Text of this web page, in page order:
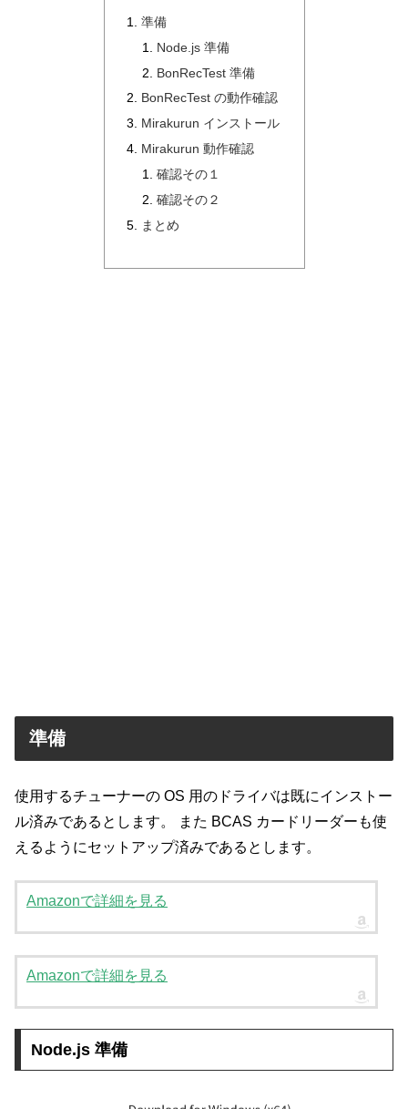
準備
Node.js 準備
BonRecTest 準備
BonRecTest の動作確認
Mirakurun インストール
Mirakurun 動作確認
確認その１
確認その２
まとめ
準備
使用するチューナーの OS 用のドライバは既にインストー
ル済みであるとします。 また BCAS カードリーダーも使
えるようにセットアップ済みであるとします。
Amazonで詳細を見る
Amazonで詳細を見る
Node.js 準備